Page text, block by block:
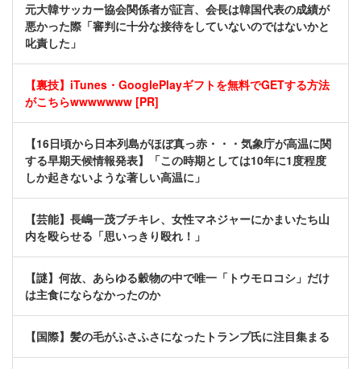
元大韓サッカー協会関係者が証言、会長は韓国代表の成績が
悪かった際「審判に十分な接待をしていないのではないかと
叱責した」
【裏技】iTunes・GooglePlayギフトを無料でGETする方法
がこちらwwwwwww [PR]
【16日頃から日本列島がほぼ真っ赤・・・気象庁が高温に関
する早期天候情報発表】「この時期としては10年に1度程度
しか起きないような著しい高温に」
【芸能】長嶋一茂ブチキレ、女性マネジャーにかまいたち山
内を殴らせる「思いっきり殴れ！」
【謎】何故、あらゆる穀物の中で唯一「トウモロコシ」だけ
は主食にならなかったのか
【国際】髪の毛がふさふさになったトランプ氏に注目集まる